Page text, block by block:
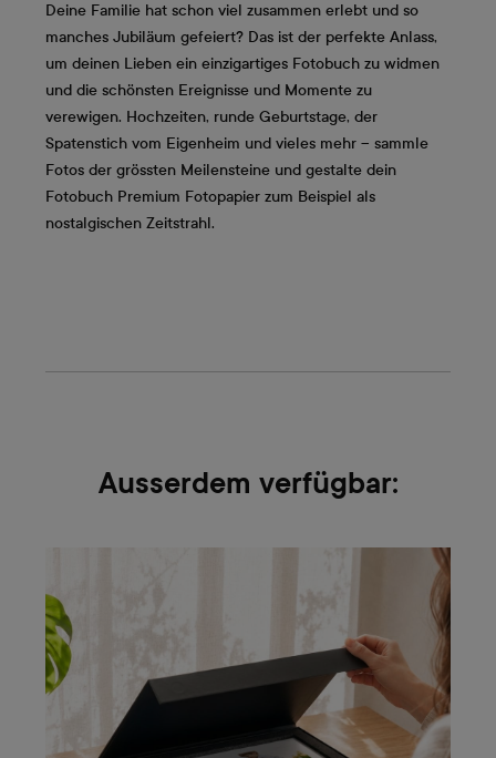
Deine Familie hat schon viel zusammen erlebt und so
manches Jubiläum gefeiert? Das ist der perfekte Anlass,
um deinen Lieben ein einzigartiges Fotobuch zu widmen
und die schönsten Ereignisse und Momente zu
verewigen. Hochzeiten, runde Geburtstage, der
Spatenstich vom Eigenheim und vieles mehr – sammle
Fotos der grössten Meilensteine und gestalte dein
Fotobuch Premium Fotopapier zum Beispiel als
nostalgischen Zeitstrahl.
Ausserdem verfügbar: